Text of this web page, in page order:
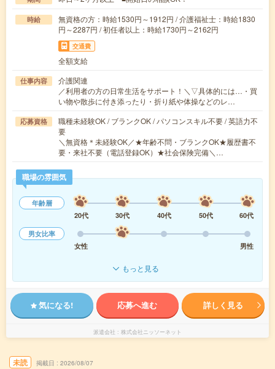
時給
無資格の方：時給1530円～1912円 / 介護福祉士：時給1830
円～2287円 / 初任者以上：時給1730円～2162円
交通費
全額支給
仕事内容
介護関連
／利用者の方の日常生活をサポート！＼▽具体的には…・買
い物や散歩に付き添ったり・折り紙や体操などのレ…
応募資格
職種未経験OK / ブランクOK / パソコンスキル不要 / 英語力不
要
＼無資格＊未経験OK／★年齢不問・ブランクOK★履歴書不
要・来社不要（電話登録OK）★社会保険完備＼…
職場の雰囲気
年齢層
20代
30代 40代 50代
60代
男女比率
女性
男性
もっと見る
気になる! 応募へ進む 詳しく見る
派遣会社 株式会社ニッソーネット
未読 掲載日 2026/08/07